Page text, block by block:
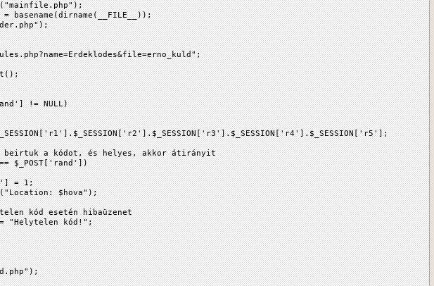
= basename(dirname(__FILE__));
!= NULL)
a kódot, és helyes, akkor átirányit
= 1;
$hova");
esetén hibaüzenet
kód!";